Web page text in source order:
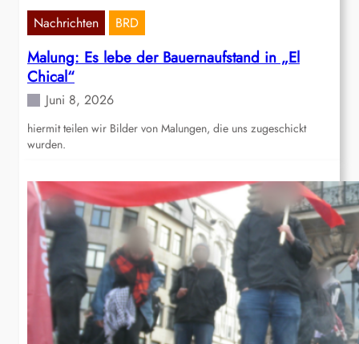
Nachrichten BRD
Malung: Es lebe der Bauernaufstand in „El
Chical“
Juni 8, 2026
hiermit teilen wir Bilder von Malungen, die uns zugeschickt
wurden.